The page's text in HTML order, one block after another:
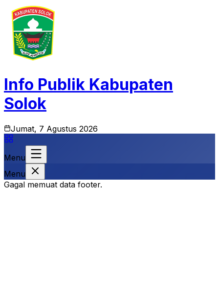
Info Publik Kabupaten
Solok
Jumat, 7 Agustus 2026
Menu
Menu
Gagal memuat data footer.